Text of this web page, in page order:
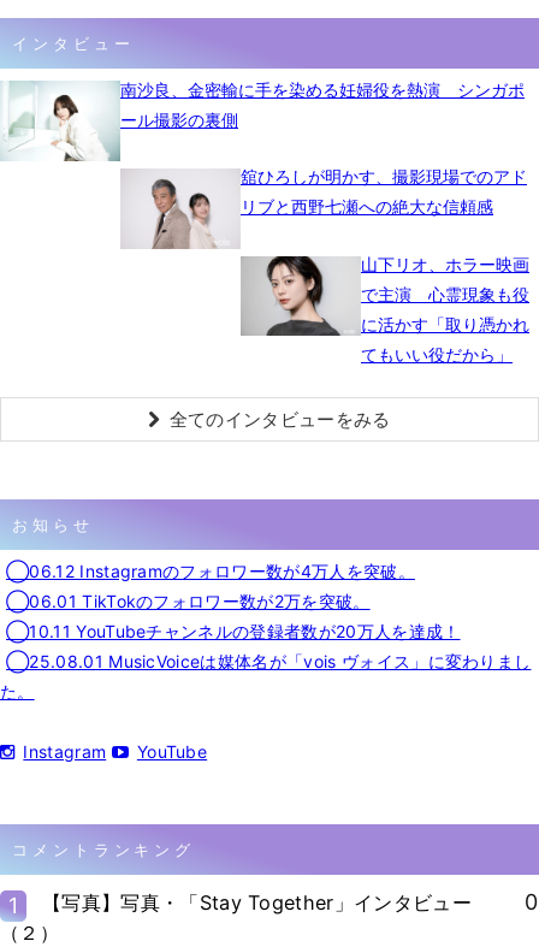
インタビュー
南沙良、金密輸に手を染める妊婦役を熱演 シンガポ
ール撮影の裏側
舘ひろしが明かす、撮影現場でのアド
リブと西野七瀬への絶大な信頼感
山下リオ、ホラー映画
で主演 心霊現象も役
に活かす「取り憑かれ
てもいい役だから」
全てのインタビューをみる
お知らせ
◯06.12 Instagramのフォロワー数が4万人を突破。
◯06.01 TikTokのフォロワー数が2万を突破。
◯10.11 YouTubeチャンネルの登録者数が20万人を達成！
◯25.08.01 MusicVoiceは媒体名が「vois ヴォイス」に変わりまし
た。
Instagram YouTube
コメントランキング
1
【写真】写真・「Stay Together」インタビュー
（２）
0